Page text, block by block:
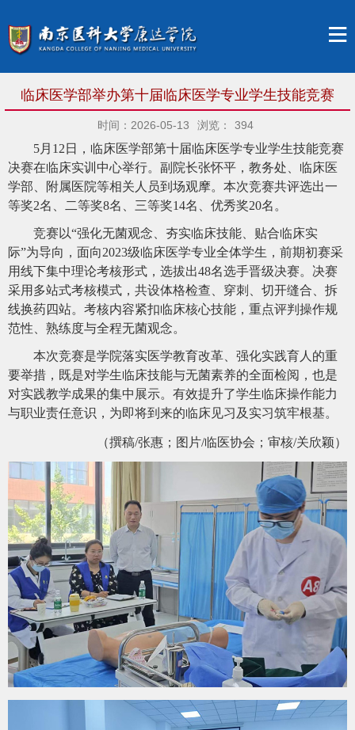
临床医学部举办第十届临床医学专业学生技能竞赛
时间：2026-05-13 浏览： 394
5月12日，临床医学部第十届临床医学专业学生技能竞赛
决赛在临床实训中心举行。 副院长张怀平 ，教务处、 临床医
学部 、附属医院等相关人员到场观摩。 本次竞赛共评选出一
等奖2名、二等奖8名、三等奖14名、优秀奖20名。
竞赛以“强化无菌观念、夯实临床技能、贴合临床实
际”为导向，面向2023级临床医学专业全体学生， 前期初赛采
用线下集中理论考核形式 ， 选拔出48名选手晋级决赛。决赛
采用多站式考核模式 ， 共设体格检查、穿刺、切开缝合、拆
线换药四站。 考核内容紧扣临床核心技能，重点评判操作规
范性、熟练度与全程无菌观念。
本次竞赛是学院落实医学教育改革、强化实践育人的重
要举措，既是对学生临床技能与无菌素养的全面检阅，也是
对实践教学成果的集中展示。有效提升了学生临床操作能力
与职业责任意识，为即将到来的临床见习及实习筑牢根基。
（撰稿/张惠 ；图片/临医协会 ；审核/关欣颖）